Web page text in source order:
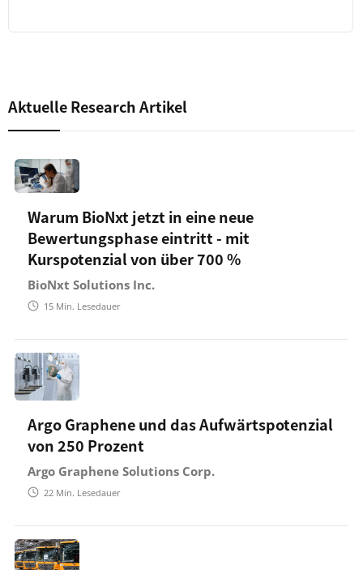
Aktuelle Research Artikel
Warum BioNxt jetzt in eine neue
Bewertungsphase eintritt - mit
Kurspotenzial von über 700 %
BioNxt Solutions Inc.
15 Min. Lesedauer
Argo Graphene und das Aufwärtspotenzial
von 250 Prozent
Argo Graphene Solutions Corp.
22 Min. Lesedauer